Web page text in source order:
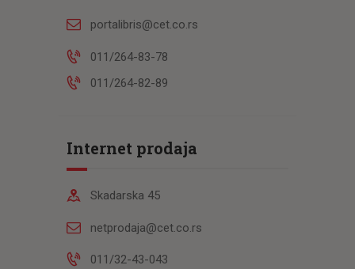
portalibris@cet.co.rs
011/264-83-78
011/264-82-89
Internet prodaja
Skadarska 45
netprodaja@cet.co.rs
011/32-43-043